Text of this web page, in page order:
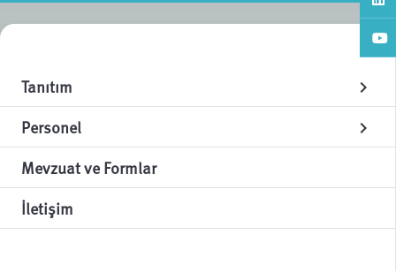
Tanıtım chevron_right
Personel chevron_right
Mevzuat ve Formlar
İletişim